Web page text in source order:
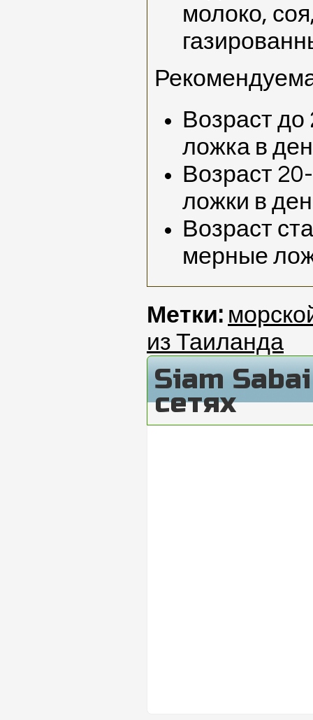
молоко,
Возраст
ложка в
Возраст
ложки в
Возраст
мерные
Метки:
из Таиланда
Siam
сетях